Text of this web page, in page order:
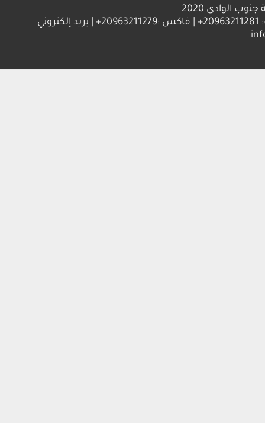
الوادى 2020
العنوان : جامعة جنوب الوادي 83523 قنا - جمهورية مصر العربية | ت: 20963211281+ | فاكس :20963211279+ | بريد إلكتروني